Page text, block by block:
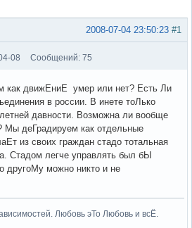
#1
2008-07-04 23:50:23
08 Сообщений: 75
как движЕниЕ умер или нет? Есть Ли
в россии. В инете тоЛько
давности. Возможна ли вообще
Мы деГрадируем как отдельные
из своих граждан стадо тотальная
Стадом легче управлять был бЫ
другоМу можно никто и не
Любовь эТо Любовь и всЁ.